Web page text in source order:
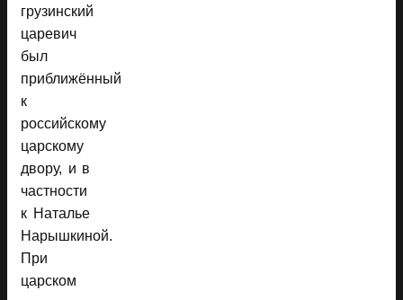
грузинский
царевич
был
приближённый
к
российскому
царскому
двору, и в
частности
к Наталье
Нарышкиной.
При
царском